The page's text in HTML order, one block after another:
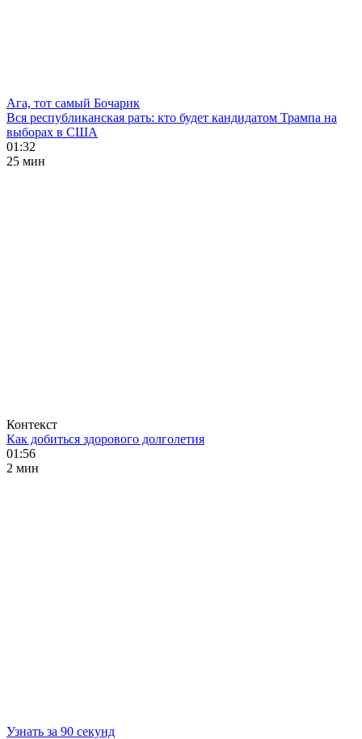
Ага, тот самый Бочарик
Вся республиканская рать: кто будет кандидатом Трампа на
выборах в США
01:32
25 мин
Контекст
Как добиться здорового долголетия
01:56
2 мин
Узнать за 90 секунд